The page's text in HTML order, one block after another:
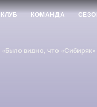
КЛУБ КОМАНДА
видно, что